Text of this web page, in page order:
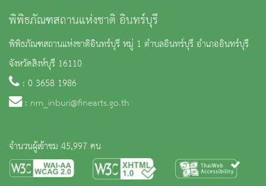
พิพิธภัณฑสถานแห่งชาติ อินทร์บุรี
พิพิธภัณฑสถานแห่งชาติอินทร์บุรี หมู่ 1 ตำบลอินทร์บุรี อำเภออินทร์บุรี
จังหวัดสิงห์บุรี 16110
: 0 3658 1986
: nm_inburi@finearts.go.th
จำนวนผู้เข้าชม 45,997 คน